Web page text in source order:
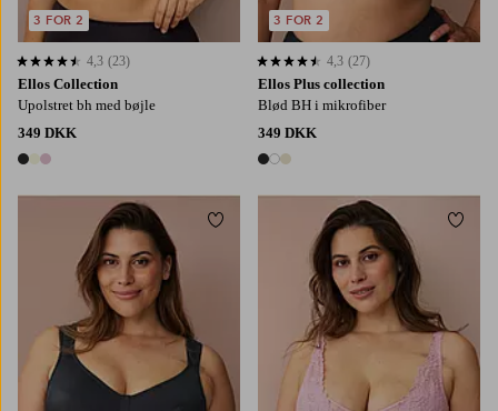
Ellos Collection
Upolstret bh med bøjle
349 DKK
3 farver
4,3 baseret på 23 bedømmelser
4,3 (23)
3 FOR 2
Ellos Plus collection
Blød BH i mikrofiber
349 DKK
3 farver
4,3 baseret på 27 bedømmelser
4,3 (27)
3 FOR 2
Tilføj til favoritter